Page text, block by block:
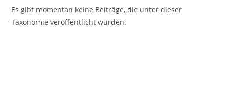
Es gibt momentan keine Beiträge, die unter dieser
Taxonomie veröffentlicht wurden.